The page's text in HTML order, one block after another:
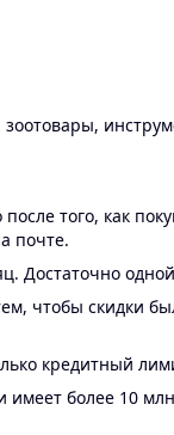
того, как
почте.
Достаточно
чтобы скидки
кредитный
более 10